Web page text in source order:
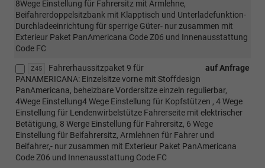
8Wege Einstellung für Fahrersitz mit Armlehne,
Beifahrerdoppelsitzbank mit Klapptisch und Unterladefunktion-
Durchladeeinrichtung für sperrige Güter- nur zusammen mit
Exterieur Paket PanAmericana Code Z06 und Innenausstattung
Code FC
Z45 auf Anfrage
Fahrerhaussitzpaket 9 für
PANAMERICANA: Einzelsitze vorne mit Stoffdesign
PanAmericana, beheizbare Vordersitze einzeln regulierbar,
4Wege Einstellung4 Wege Einstellung für Kopfstützen , 4 Wege
Einstellung für Lendenwirbelstütze Fahrerseite mit elektrischer
Betätigung, 8 Werge Einstellung für Fahrersitz, 6 Wege
Einstellung für Beifahrersitz, Armlehnen für Fahrer und
Beifahrer,- nur zusammen mit Exterieur Paket PanAmericana
Code Z06 und Innenausstattung Code FC